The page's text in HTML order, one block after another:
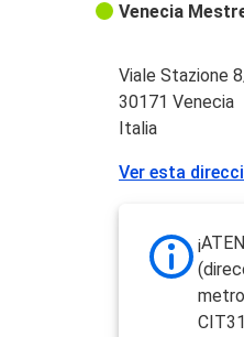
Venecia
Viale Stazione
30171 Venecia
Italia
Ver esta